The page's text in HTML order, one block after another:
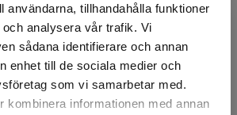
användarna, tillhandahålla funktioner
analysera vår trafik. Vi
sådana identifierare och annan
enhet till de sociala medier och
som vi samarbetar med.
kombinera informationen med annan
fraktregion
som författare och
Mytiska väsen – Sjöjungfrur är
bok på Nypon. Linda är
i sv...